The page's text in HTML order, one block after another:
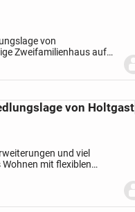
von
Zweifamilienhaus auf
1954 errichtet, in den
von Holtgast
und viel
mit flexiblen